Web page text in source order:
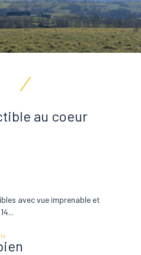
au coeur
avec vue imprenable et